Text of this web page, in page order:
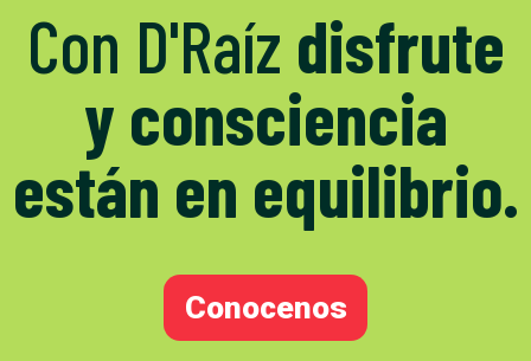
Con D'Raíz disfrute
y consciencia
están en equilibrio.
Conocenos